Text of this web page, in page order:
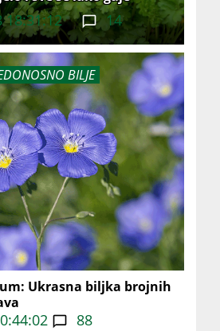
18:31:12 14
BILJE
Ukrasna biljka brojnih
88